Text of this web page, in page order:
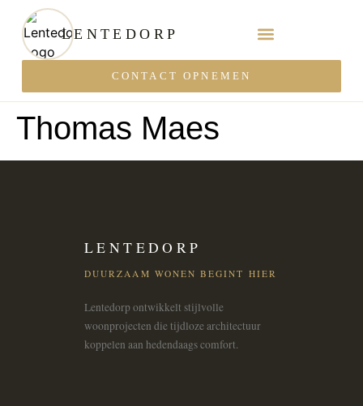
LENTEDORP
CONTACT OPNEMEN
Thomas Maes
LENTEDORP
DUURZAAM WONEN BEGINT HIER
Lentedorp ontwikkelt stijlvolle
woonprojecten die tijdloze architectuur
koppelen aan hedendaags comfort.